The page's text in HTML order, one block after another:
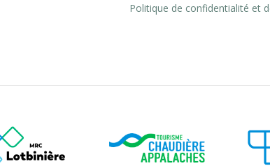
Politique de confidentialité et